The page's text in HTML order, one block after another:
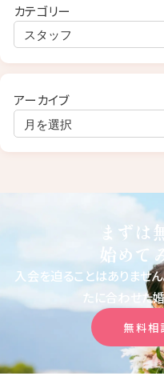
カテゴリー
アーカイブ
まずは
始めて
入会を迫ることはありません
たに合わせた
無料相